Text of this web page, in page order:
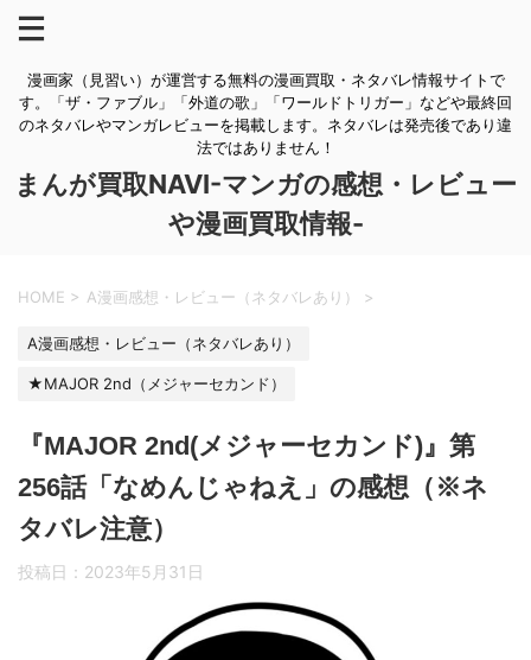
漫画家（見習い）が運営する無料の漫画買取・ネタバレ情報サイトで
す。「ザ・ファブル」「外道の歌」「ワールドトリガー」などや最終回
のネタバレやマンガレビューを掲載します。ネタバレは発売後であり違
法ではありません！
まんが買取NAVI-マンガの感想・レビュー
や漫画買取情報-
HOME > A漫画感想・レビュー（ネタバレあり） >
A漫画感想・レビュー（ネタバレあり）
★MAJOR 2nd（メジャーセカンド）
『MAJOR 2nd(メジャーセカンド)』第
256話「なめんじゃねえ」の感想（※ネ
タバレ注意）
投稿日： 2023年5月31日